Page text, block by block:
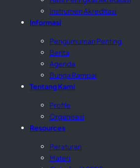
Instrumen Akreditasi
Informasi
Pengumuman Penting
Berita
Agenda
Bunga Rampai
Tentang Kami
Profile
Organisasi
Resources
Peraturan
Materi